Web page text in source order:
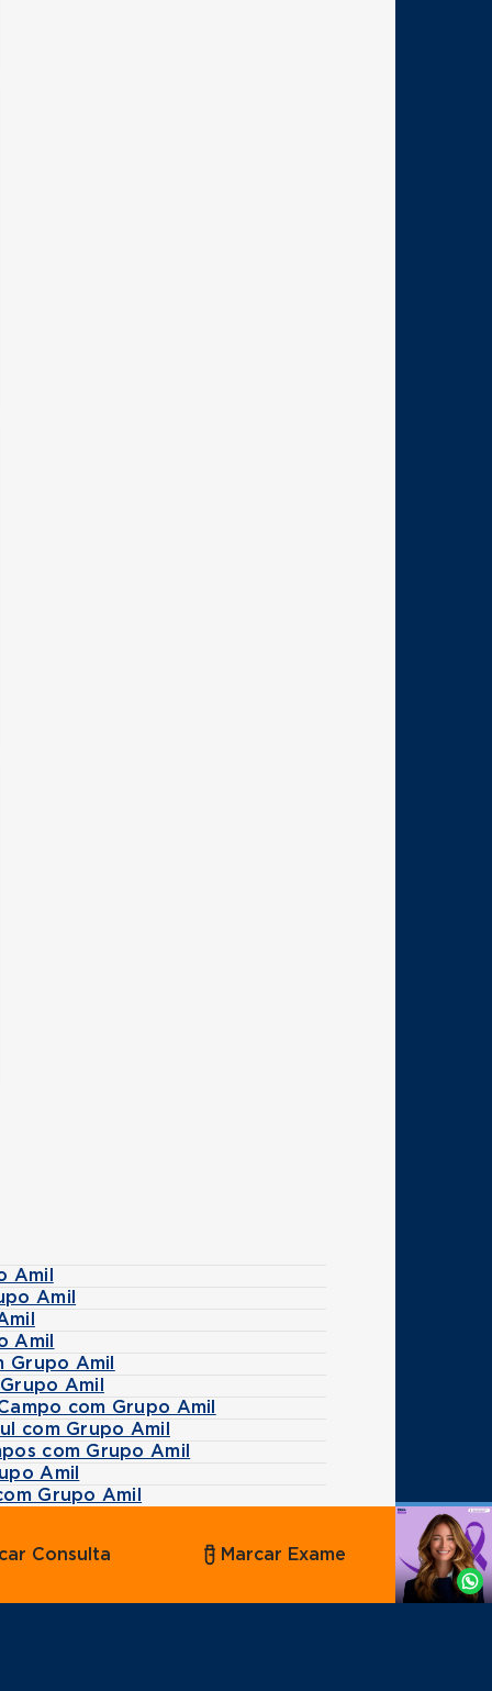
Amil
Amil
Amil
Grupo Amil
Amil
com Grupo Amil
com Grupo Amil
com Grupo Amil
Amil
Grupo Amil
Agende
Whatsapp
Consulta Marcar Exame